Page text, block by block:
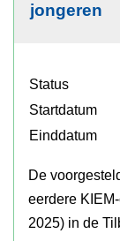
jongeren
Status
Startdatum
Einddatum
De
eerdere
2025) in de